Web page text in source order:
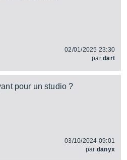
02/01/2025 23:30
pardart
pour un studio ?
03/10/2024 09:01
par danyx